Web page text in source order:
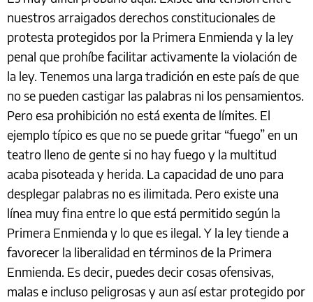
nuestros arraigados derechos constitucionales de
protesta protegidos por la Primera Enmienda y la ley
penal que prohíbe facilitar activamente la violación de
la ley. Tenemos una larga tradición en este país de que
no se pueden castigar las palabras ni los pensamientos.
Pero esa prohibición no está exenta de límites. El
ejemplo típico es que no se puede gritar “fuego” en un
teatro lleno de gente si no hay fuego y la multitud
acaba pisoteada y herida. La capacidad de uno para
desplegar palabras no es ilimitada. Pero existe una
línea muy fina entre lo que está permitido según la
Primera Enmienda y lo que es ilegal. Y la ley tiende a
favorecer la liberalidad en términos de la Primera
Enmienda. Es decir, puedes decir cosas ofensivas,
malas e incluso peligrosas y aun así estar protegido por